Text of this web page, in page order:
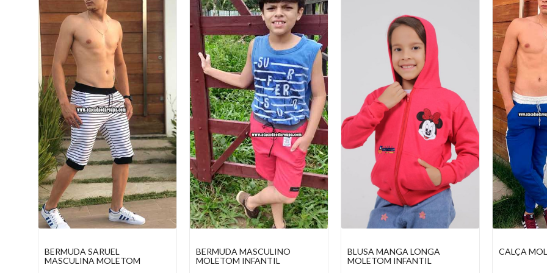
BERMUDA MASCULINO
MOLETOM INFANTIL
BLUSA MANGA LONGA
MOLETOM INFANTIL
CALÇA MOLETOM MASCULINA
BERMUDA